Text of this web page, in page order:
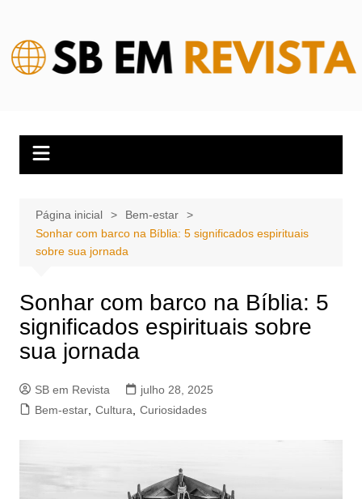
conteúdo
Página inicial
Bem-estar
Sonhar com barco na Bíblia: 5 significados espirituais
sobre sua jornada
Sonhar com barco na Bíblia: 5
significados espirituais sobre
sua jornada
SB em Revista
julho 28, 2025
Bem-estar, Cultura Curiosidades